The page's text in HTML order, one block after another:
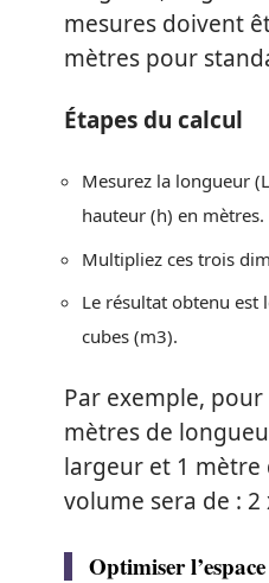
mesures doivent
mètres pour
Étapes du calcul
Mesurez la longueur
hauteur (h) en mètres.
Multipliez ces trois
Le résultat obtenu est
cubes (m3).
Par exemple,
mètres de
largeur et 1 mètre
volume sera de : 2
Optimiser l’espace